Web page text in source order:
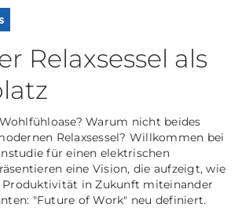
Relaxsessel als
Warum nicht beides
Relaxsessel? Willkommen bei
für einen elektrischen
eine Vision, die aufzeigt, wie
Produktivität in Zukunft miteinander
"Future of Work" neu definiert.